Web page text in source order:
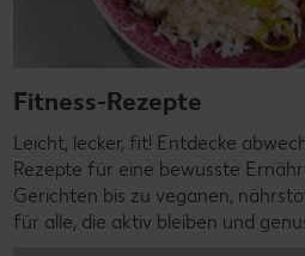
Fitness-Rezepte
Leicht, lecker, fit! Entdecke
Rezepte für eine bewusste
Gerichten bis zu veganen,
für alle, die aktiv bleiben und